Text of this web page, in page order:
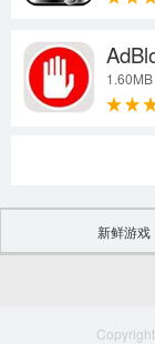
1.60MB
新鲜游戏